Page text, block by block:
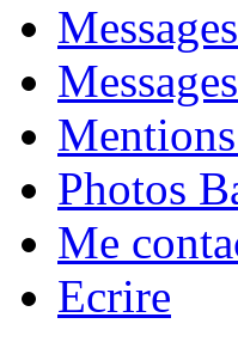
Photos
Me
Ecrire